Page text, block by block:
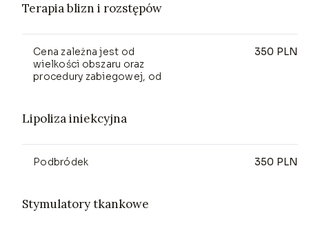
Terapia blizn i rozstępów
Cena zależna jest od
wielkości obszaru oraz
procedury zabiegowej, od
350 PLN
Lipoliza iniekcyjna
Podbródek 350 PLN
Stymulatory tkankowe